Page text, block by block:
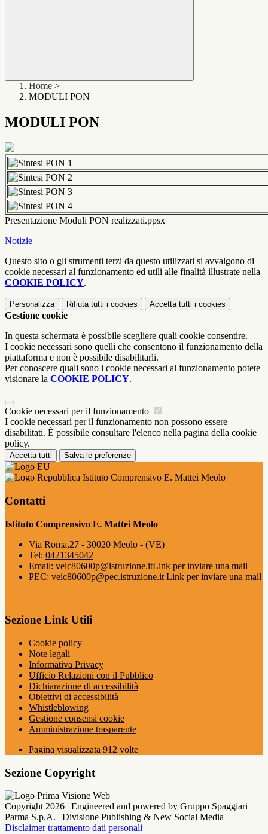
Home >
MODULI PON
MODULI PON
Presentazione Moduli PON realizzati.ppsx
Notizie
Questo sito o gli strumenti terzi da questo utilizzati si avvalgono di
cookie necessari al funzionamento ed utili alle finalità illustrate nella
COOKIE POLICY.
Personalizza Rifiuta tutti i cookies Accetta tutti i cookies
Gestione cookie
In questa schermata è possibile scegliere quali cookie consentire.
I cookie necessari sono quelli che consentono il funzionamento della
piattaforma e non è possibile disabilitarli.
Per conoscere quali sono i cookie necessari al funzionamento potete
visionare la COOKIE POLICY.
Cookie necessari per il funzionamento
I cookie necessari per il funzionamento non possono essere
disabilitati. È possibile consultare l'elenco nella pagina della cookie
policy.
Accetta tutti Salva le preferenze
Istituto Comprensivo E. Mattei Meolo
Contatti
Istituto Comprensivo E. Mattei Meolo
Via Roma,27 - 30020 Meolo - (VE)
Tel: 0421345042
Email: veic80600p@istruzione.itLink per inviare una mail
PEC: veic80600p@pec.istruzione.it Link per inviare una mail
Sezione Link Utili
Cookie policy
Note legali
Informativa Privacy
Ufficio Relazioni con il Pubblico
Dichiarazione di accessibilità
Obiettivi di accessibilità
Whistleblowing
Gestione consensi cookie
Amministrazione trasparente
Pagina visualizzata 912 volte
Sezione Copyright
Copyright 2026 | Engineered and powered by Gruppo Spaggiari
Parma S.p.A. | Divisione Publishing & New Social Media
Disclaimer trattamento dati personali